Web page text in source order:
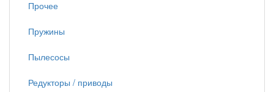
Прочее
Пружины
Пылесосы
Редукторы / приводы